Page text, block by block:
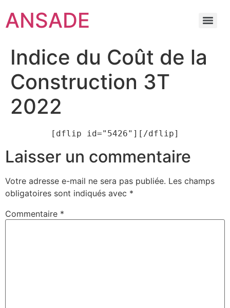
ANSADE
Indice du Coût de la
Construction 3T
2022
[dflip id="5426"][/dflip]
Laisser un commentaire
Votre adresse e-mail ne sera pas publiée. Les champs
obligatoires sont indiqués avec *
Commentaire *